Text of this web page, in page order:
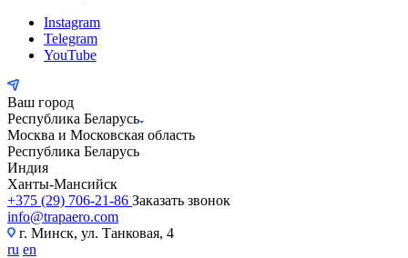
Instagram
Telegram
YouTube
Ваш город
Республика Беларусь
Москва и Московская область
Республика Беларусь
Индия
Ханты-Мансийск
+375 (29) 706-21-86 Заказать звонок
info@trapaero.com
г. Минск, ул. Танковая, 4
ru en